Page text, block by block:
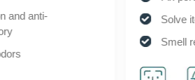
Solve itching
Smell remover
Degreasing